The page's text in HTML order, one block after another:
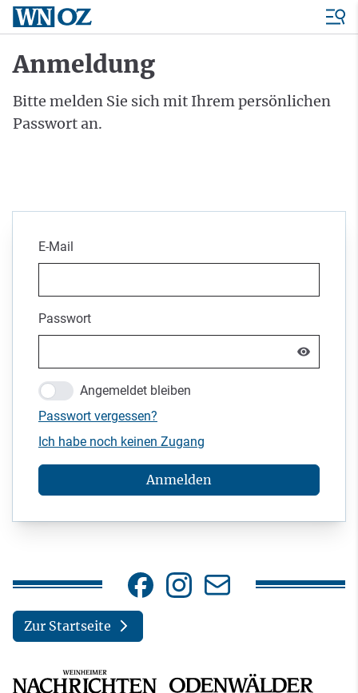
Anmeldung
Bitte melden Sie sich mit Ihrem persönlichen
Passwort an.
E-Mail
Passwort
Angemeldet bleiben
Passwort vergessen?
Ich habe noch keinen Zugang
Anmelden
Zur Startseite